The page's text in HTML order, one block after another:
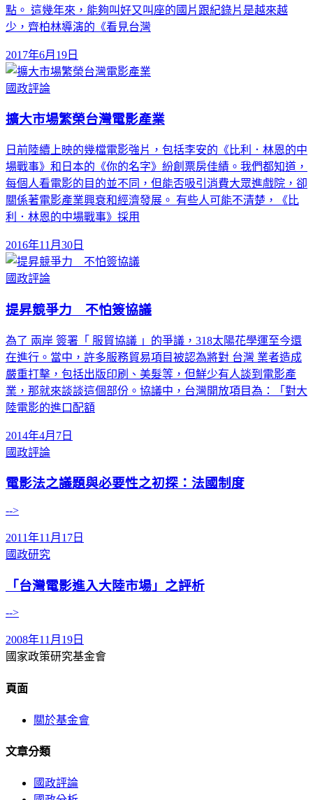
點。 這幾年來，能夠叫好又叫座的國片跟紀錄片是越來越
少，齊柏林導演的《看見台灣
2017年6月19日
國政評論
擴大市場繁榮台灣電影產業
日前陸續上映的幾檔電影強片，包括李安的《比利．林恩的中
場戰事》和日本的《你的名字》紛創票房佳績。我們都知道，
每個人看電影的目的並不同，但能否吸引消費大眾進戲院，卻
關係著電影產業興衰和經濟發展。 有些人可能不清楚，《比
利．林恩的中場戰事》採用
2016年11月30日
國政評論
提昇競爭力 不怕簽協議
為了 兩岸 簽署「 服貿協議 」的爭議，318太陽花學運至今還
在進行。當中，許多服務貿易項目被認為將對 台灣 業者造成
嚴重打擊，包括出版印刷、美髮等，但鮮少有人談到電影產
業，那就來談談這個部份。協議中，台灣開放項目為：「對大
陸電影的進口配額
2014年4月7日
國政評論
電影法之議題與必要性之初探：法國制度
-->
2011年11月17日
國政研究
「台灣電影進入大陸市場」之評析
-->
2008年11月19日
國家政策研究基金會
頁面
關於基金會
文章分類
國政評論